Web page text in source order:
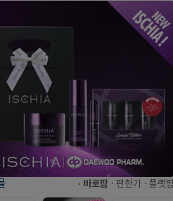
· 바로팜 · 편한가 · 플랫